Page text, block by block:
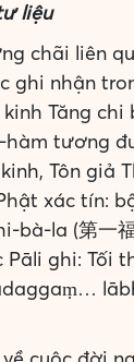
liệu
chãi liên
ghi nhận
Tăng chi
hàm tương
Tôn giả
xác tín:
bà-la (第一
Pāli ghi: Tối